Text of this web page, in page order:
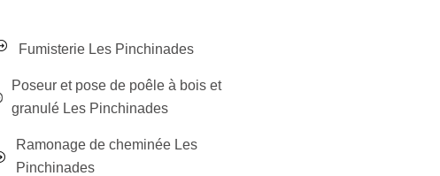
Fumisterie Les Pinchinades
Poseur et pose de poêle à bois et
granulé Les Pinchinades
Ramonage de cheminée Les
Pinchinades